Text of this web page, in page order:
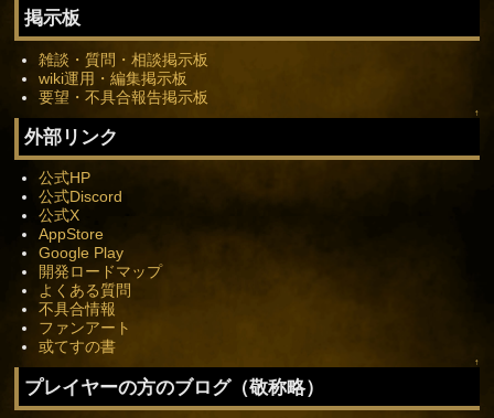
掲示板
雑談・質問・相談掲示板
wiki運用・編集掲示板
要望・不具合報告掲示板
↑
外部リンク
公式HP
公式Discord
公式X
AppStore
Google Play
開発ロードマップ
よくある質問
不具合情報
ファンアート
或てすの書
↑
プレイヤーの方のブログ（敬称略）